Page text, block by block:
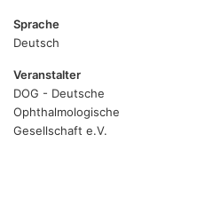
Sprache
Deutsch
Veranstalter
DOG - Deutsche
Ophthalmologische
Gesellschaft e.V.